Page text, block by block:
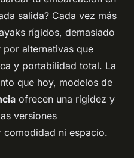
salida? Cada vez más
rígidos, demasiado
alternativas que
y portabilidad total. La
que hoy, modelos de
ofrecen una rigidez y
versiones
ni espacio.